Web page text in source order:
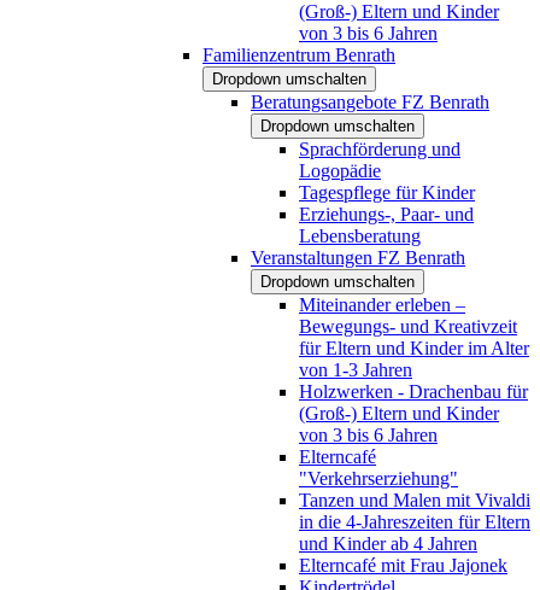
(Groß-) Eltern und Kinder
von 3 bis 6 Jahren
Familienzentrum Benrath
Dropdown umschalten
Beratungsangebote FZ Benrath
Dropdown umschalten
Sprachförderung und
Logopädie
Tagespflege für Kinder
Erziehungs-, Paar- und
Lebensberatung
Veranstaltungen FZ Benrath
Dropdown umschalten
Miteinander erleben –
Bewegungs- und Kreativzeit
für Eltern und Kinder im Alter
von 1-3 Jahren
Holzwerken - Drachenbau für
(Groß-) Eltern und Kinder
von 3 bis 6 Jahren
Elterncafé
"Verkehrserziehung"
Tanzen und Malen mit Vivaldi
in die 4-Jahreszeiten für Eltern
und Kinder ab 4 Jahren
Elterncafé mit Frau Jajonek